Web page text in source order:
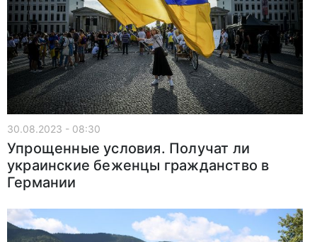
30.08.2023 - 08:30
Упрощенные условия. Получат ли
украинские беженцы гражданство в
Германии